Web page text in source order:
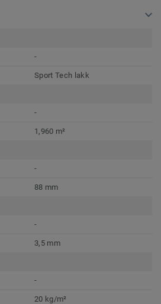
-
Sport Tech lakk
-
1,960 m²
-
88 mm
-
3,5 mm
-
20 kg/m²